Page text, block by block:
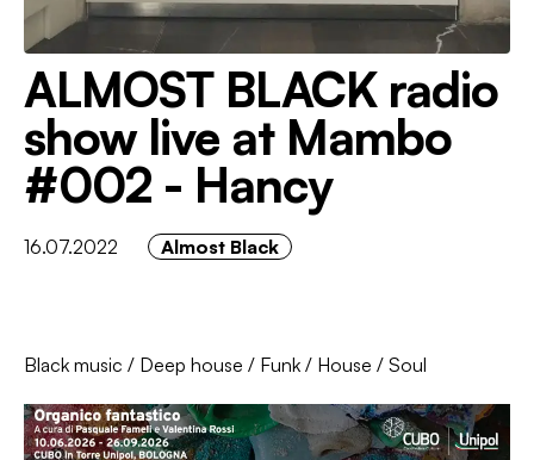
ALMOST BLACK radio
show live at Mambo
#002 - Hancy
16.07.2022 Almost Black
Black music / Deep house / Funk / House / Soul